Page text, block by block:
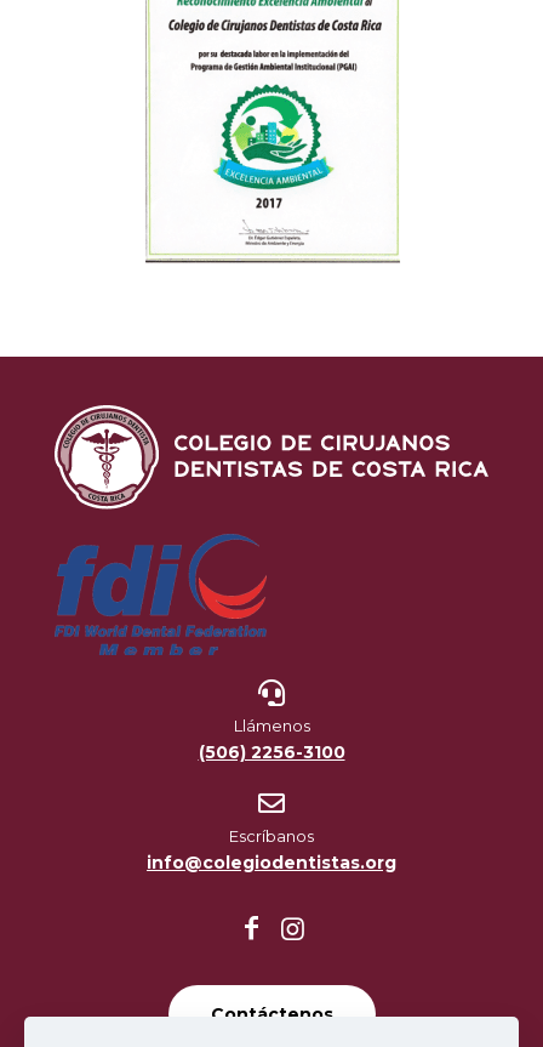
Llámenos
(506) 2256-3100
Escríbanos
info@colegiodentistas.org
Contáctenos